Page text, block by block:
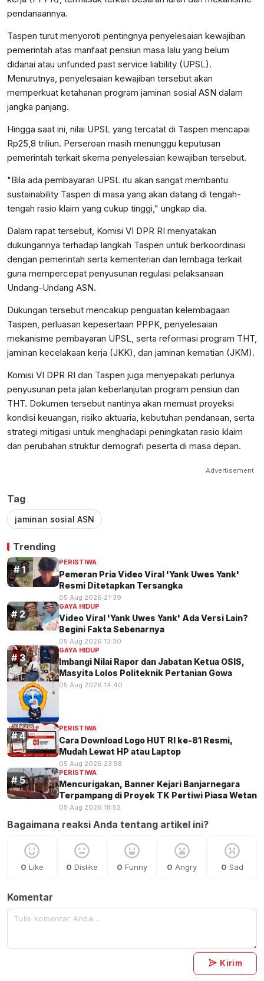
pendanaannya.
Taspen turut menyoroti pentingnya penyelesaian kewajiban
pemerintah atas manfaat pensiun masa lalu yang belum
didanai atau unfunded past service liability (UPSL).
Menurutnya, penyelesaian kewajiban tersebut akan
memperkuat ketahanan program jaminan sosial ASN dalam
jangka panjang.
Hingga saat ini, nilai UPSL yang tercatat di Taspen mencapai
Rp25,8 triliun. Perseroan masih menunggu keputusan
pemerintah terkait skema penyelesaian kewajiban tersebut.
"Bila ada pembayaran UPSL itu akan sangat membantu
sustainability Taspen di masa yang akan datang di tengah-
tengah rasio klaim yang cukup tinggi," ungkap dia.
Dalam rapat tersebut, Komisi VI DPR RI menyatakan
dukungannya terhadap langkah Taspen untuk berkoordinasi
dengan pemerintah serta kementerian dan lembaga terkait
guna mempercepat penyusunan regulasi pelaksanaan
Undang-Undang ASN.
Dukungan tersebut mencakup penguatan kelembagaan
Taspen, perluasan kepesertaan PPPK, penyelesaian
mekanisme pembayaran UPSL, serta reformasi program THT,
jaminan kecelakaan kerja (JKK), dan jaminan kematian (JKM).
Komisi VI DPR RI dan Taspen juga menyepakati perlunya
penyusunan peta jalan keberlanjutan program pensiun dan
THT. Dokumen tersebut nantinya akan memuat proyeksi
kondisi keuangan, risiko aktuaria, kebutuhan pendanaan, serta
strategi mitigasi untuk menghadapi peningkatan rasio klaim
dan perubahan struktur demografi peserta di masa depan.
Advertisement
Tag
jaminan sosial ASN
Trending
PERISTIWA
Pemeran Pria Video Viral 'Yank Uwes Yank'
Resmi Ditetapkan Tersangka
05 Aug 2026 21:39
GAYA HIDUP
Video Viral 'Yank Uwes Yank' Ada Versi Lain?
Begini Fakta Sebenarnya
05 Aug 2026 13:30
GAYA HIDUP
Imbangi Nilai Rapor dan Jabatan Ketua OSIS,
Masyita Lolos Politeknik Pertanian Gowa
05 Aug 2026 14:40
PERISTIWA
Cara Download Logo HUT RI ke-81 Resmi,
Mudah Lewat HP atau Laptop
05 Aug 2026 23:58
PERISTIWA
Mencurigakan, Banner Kejari Banjarnegara
Terpampang di Proyek TK Pertiwi Piasa Wetan
05 Aug 2026 18:52
Bagaimana reaksi Anda tentang artikel ini?
0 Like 0 Dislike 0 Funny 0 Angry 0 Sad
Komentar
Kirim